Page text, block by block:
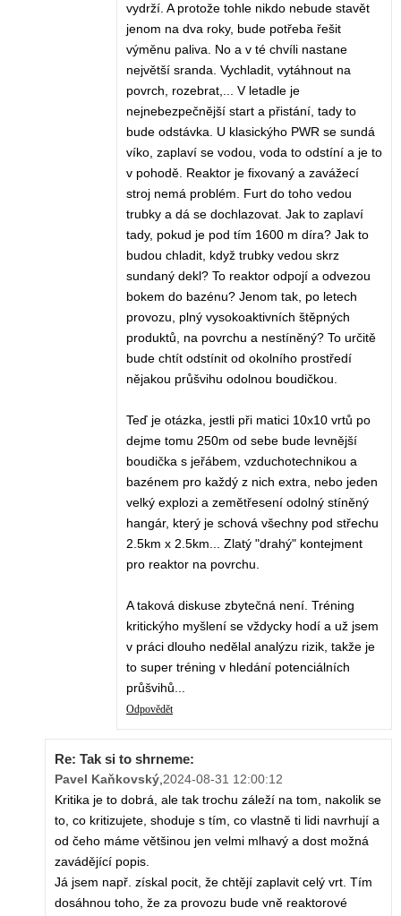
vydrží. A protože tohle nikdo nebude stavět
jenom na dva roky, bude potřeba řešit
výměnu paliva. No a v té chvíli nastane
největší sranda. Vychladit, vytáhnout na
povrch, rozebrat,... V letadle je
nejnebezpečnější start a přistání, tady to
bude odstávka. U klasickýho PWR se sundá
víko, zaplaví se vodou, voda to odstíní a je to
v pohodě. Reaktor je fixovaný a zavážecí
stroj nemá problém. Furt do toho vedou
trubky a dá se dochlazovat. Jak to zaplaví
tady, pokud je pod tím 1600 m díra? Jak to
budou chladit, když trubky vedou skrz
sundaný dekl? To reaktor odpojí a odvezou
bokem do bazénu? Jenom tak, po letech
provozu, plný vysokoaktivních štěpných
produktů, na povrchu a nestíněný? To určitě
bude chtít odstínit od okolního prostředí
nějakou průšvihu odolnou boudičkou.
Teď je otázka, jestli při matici 10x10 vrtů po
dejme tomu 250m od sebe bude levnější
boudička s jeřábem, vzduchotechnikou a
bazénem pro každý z nich extra, nebo jeden
velký explozi a zemětřesení odolný stíněný
hangár, který je schová všechny pod střechu
2.5km x 2.5km... Zlatý "drahý" kontejment
pro reaktor na povrchu.
A taková diskuse zbytečná není. Tréning
kritickýho myšlení se vždycky hodí a už jsem
v práci dlouho nedělal analýzu rizik, takže je
to super tréning v hledání potenciálních
průšvihů...
Odpovědět
Re: Tak si to shrneme:
Pavel Kaňkovský 2024-08-31 12:00:12
Kritika je to dobrá, ale tak trochu záleží na tom, nakolik se
to, co kritizujete, shoduje s tím, co vlastně ti lidi navrhují a
od čeho máme většinou jen velmi mlhavý a dost možná
zavádějící popis.
Já jsem např. získal pocit, že chtějí zaplavit celý vrt. Tím
dosáhnou toho, že za provozu bude vně reaktorové